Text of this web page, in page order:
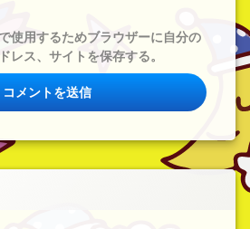
使用するためブラウザーに自分の
レス、サイトを保存する。